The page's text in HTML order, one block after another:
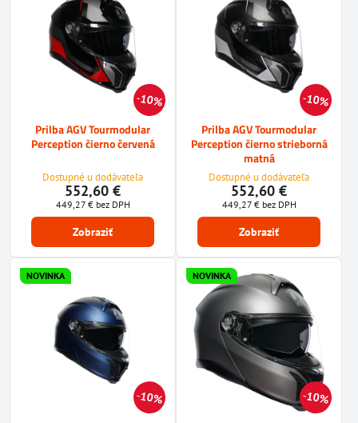
10%
Prilba AGV Tourmodular
Perception čierno červená
Dostupné u dodávateľa
552,60 €
449,27 € bez DPH
Zobraziť
10%
Prilba AGV Tourmodular
Perception čierno strieborná
matná
Dostupné u dodávateľa
552,60 €
449,27 € bez DPH
Zobraziť
10%
NOVINKA
10%
NOVINKA